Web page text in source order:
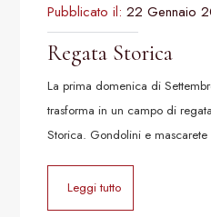
Pubblicato il: 22 Gennaio
Regata Storica
La prima domenica di
trasforma in un campo di
Storica. Gondolini e
Leggi tutto